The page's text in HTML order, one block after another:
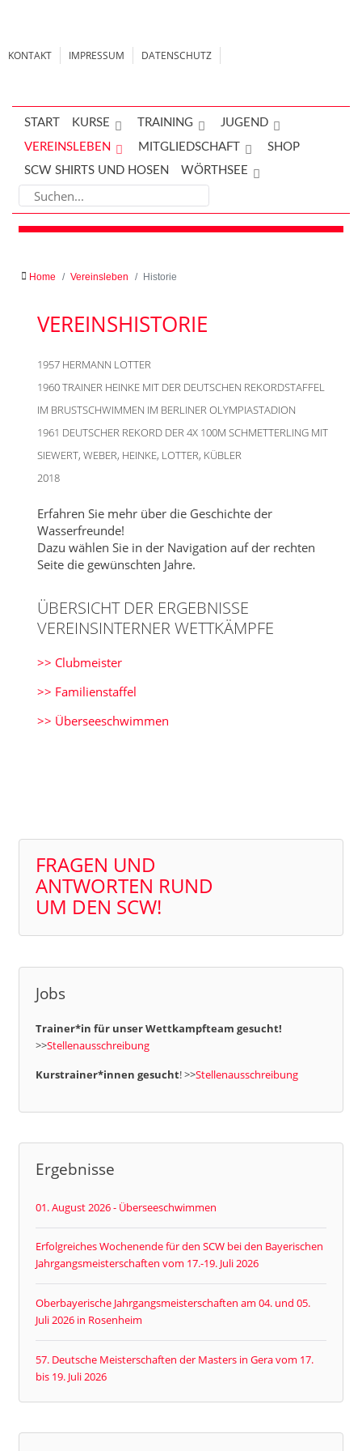
KONTAKT IMPRESSUM DATENSCHUTZ
START KURSE TRAINING
JUGEND
VEREINSLEBEN
MITGLIEDSCHAFT
SHOP
SCW SHIRTS UND HOSEN
WÖRTHSEE
Home Vereinsleben Historie
VEREINSHISTORIE
1957 HERMANN LOTTER
1960 TRAINER HEINKE MIT DER DEUTSCHEN REKORDSTAFFEL
IM BRUSTSCHWIMMEN IM BERLINER OLYMPIASTADION
1961 DEUTSCHER REKORD DER 4X 100M SCHMETTERLING MIT
SIEWERT, WEBER, HEINKE, LOTTER, KÜBLER
2018
Erfahren Sie mehr über die Geschichte der
Wasserfreunde!
Dazu wählen Sie in der Navigation auf der rechten
Seite die gewünschten Jahre.
ÜBERSICHT DER ERGEBNISSE
VEREINSINTERNER WETTKÄMPFE
>> Clubmeister
>> Familienstaffel
>> Überseeschwimmen
FRAGEN UND
ANTWORTEN RUND
UM DEN SCW!
Jobs
Trainer*in für unser Wettkampfteam gesucht!
>>Stellenausschreibung
Kurstrainer*innen gesucht! >>Stellenausschreibung
Ergebnisse
01. August 2026 - Überseeschwimmen
Erfolgreiches Wochenende für den SCW bei den Bayerischen
Jahrgangsmeisterschaften vom 17.-19. Juli 2026
Oberbayerische Jahrgangsmeisterschaften am 04. und 05.
Juli 2026 in Rosenheim
57. Deutsche Meisterschaften der Masters in Gera vom 17.
bis 19. Juli 2026